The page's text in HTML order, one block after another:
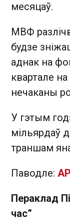
месяцаў.
МВФ
будзе
аднак на
квартале
нечаканы
У гэтым
мільярдаў
траншам
Паводле: AP
Пераклад
час”